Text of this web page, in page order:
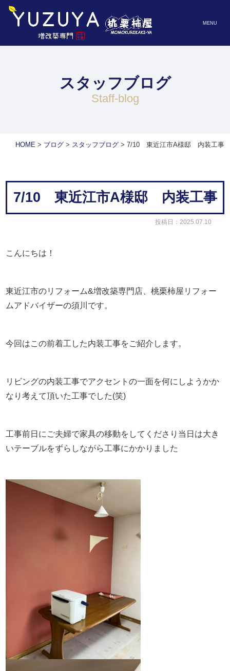
MENU
スタッフブログ
staff-blog
HOME> ブログ> スタッフブログ> 7/10 東近江市A様邸 内装工事
7/10 東近江市A様邸 内装工事
投稿日：2025.07.10
こんにちは！
東近江市のリフォーム&増改築専門店、桃栗柿屋リフォー
ムアドバイザーの須川です。
今回はこの前着工した内装工事をご紹介します。
リビングの内装工事でアクセントの一面を何にしようかか
なり考えて頂いた工事でした(笑)
工事前日にご夫婦で家具の移動をしてくださり当日は大き
いテーブルをずらしながら工事にかかりました